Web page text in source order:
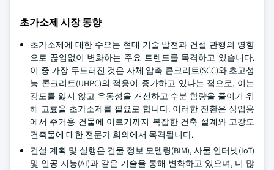
초가소제 시장 동향
초가소제에 대한 수요는 현대 기술 발전과 건설 관행의 영향
으로 끊임없이 변화하는 주요 트렌드를 목격하고 있습니다.
이 중 가장 두드러진 것은 자체 압축 콘크리트(SCC)와 초고성
능 콘크리트(UHPC)의 적응이 증가하고 있다는 점으로, 이는
강도를 잃지 않고 유동성을 개선하고 수분 함량을 줄이기 위
해 고효율 초가소제를 필요로 합니다. 이러한 전환은 상업용
에서 주거용 건물에 이르기까지 복잡한 건축 설계와 고강도
건축물에 대한 전문가 회의에서 목격됩니다.
건설 계획 및 실행은 건물 정보 모델링(BIM), 사물 인터넷(IoT)
및 인공 지능(AI)과 같은 기술을 통해 변화하고 있으며, 더 많